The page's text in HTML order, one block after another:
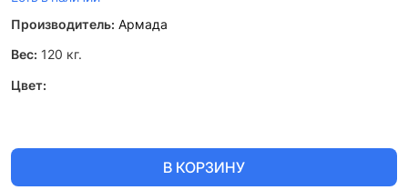
Производитель: Армада
Вес: 120 кг.
Цвет:
В КОРЗИНУ